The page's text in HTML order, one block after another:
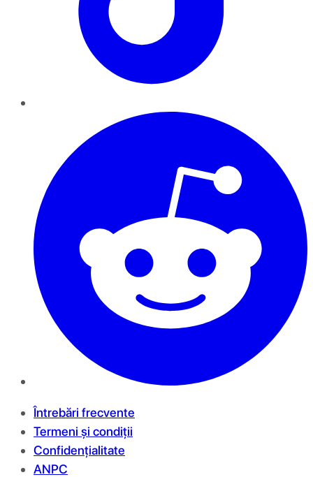
Întrebări frecvente
Termeni și condiții
Confidențialitate
ANPC